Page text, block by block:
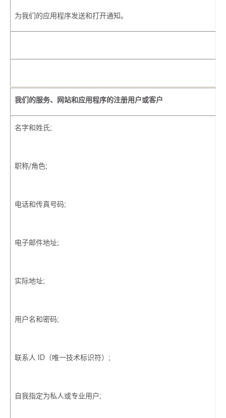
为我们的应用程序发送和打开通知。
我们的服务、网站和应用程序的注册用户或客户
名字和姓氏;
职称/角色;
电话和传真号码;
电子邮件地址;
实际地址;
用户名和密码;
联系人 ID（唯一技术标识符）;
自我指定为私人或专业用户;